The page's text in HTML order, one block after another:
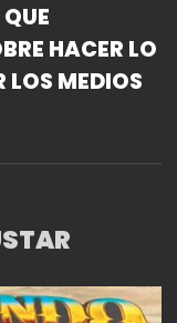
HACER LO
LOS MEDIOS